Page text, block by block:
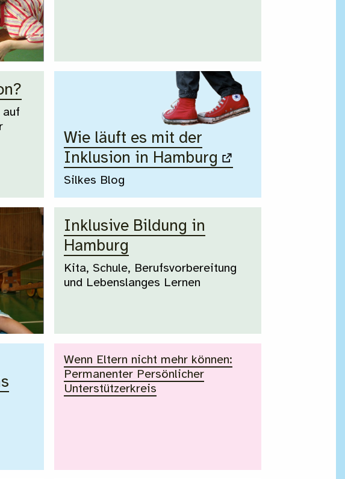
auf
Wie läuft es mit der
Inklusion in Hamburg
Silkes Blog
Inklusive Bildung in
Hamburg
Kita, Schule, Berufsvorbereitung
und Lebenslanges Lernen
Wenn Eltern nicht mehr können:
Permanenter Persönlicher
Unterstützerkreis